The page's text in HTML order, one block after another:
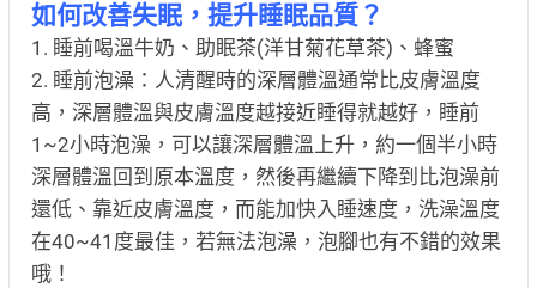
如何改善失眠，提升睡眠品質？
1. 睡前喝溫牛奶、助眠茶(洋甘菊花草茶)、蜂蜜
2. 睡前泡澡：人清醒時的深層體溫通常比皮膚溫度
高，深層體溫與皮膚溫度越接近睡得就越好，睡前
1~2小時泡澡，可以讓深層體溫上升，約一個半小時
深層體溫回到原本溫度，然後再繼續下降到比泡澡前
還低、靠近皮膚溫度，而能加快入睡速度，洗澡溫度
在40~41度最佳，若無法泡澡，泡腳也有不錯的效果
哦！